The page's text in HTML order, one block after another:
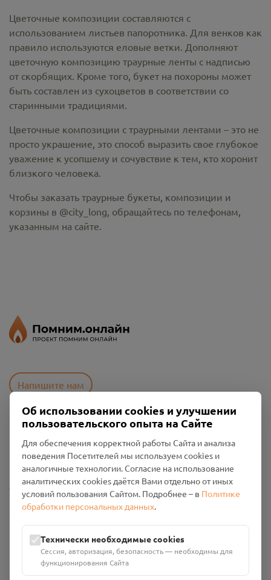
Цветочные композиции составляются с
использованием листьев папоротника. Для венков как
правило используются еловые ветки. Дополняют
цветочную композицию траурные ленты с надписью
от скорбящих. Кроме того, букет на похороны может
быть составлен из сухоцветов в соответствии со
старинными традициями.
Цветочные композиции с траурными лентами – это не
просто украшение, это способ выразить свое глубокое
уважение к усопшему и сочувствие к тем, кто хоронит
близкого человека.
Чтобы заказать траурные букеты, композиции и
корзины в @city_long, обращайтесь по телефонам,
указанным на сайте.
Напишите нам
Политика конфиденциальности
Промо-материалы
Настройки cookies
Общество с ограниченной ответственностью «Смоленский
Проект Помним»
ИНН: 6700029207 ОГРН: 1256700001986
Юридический адрес: 216790, Смоленская область, р-н
Руднянский, г. Рудня, улица Западная, д. 26А, пом. 18
Номер счёта: 40702810901130004287 в АО "АЛЬФА-БАНК"
Об использовании cookies и улучшении
пользовательского опыта на Сайте
Для обеспечения корректной работы Сайта и анализа
поведения Посетителей мы используем cookies и
аналогичные технологии. Согласие на использование
аналитических cookies даётся Вами отдельно от иных
условий пользования Сайтом. Подробнее – в Политике
обработки персональных данных.
Технически необходимые cookies
Сессия, авторизация, безопасность — необходимы для
функционирования Сайта